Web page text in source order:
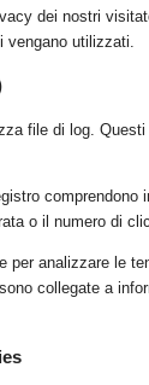
dei nostri
vengano utilizzati.
file di log.
o il numero di clic.
per analizzare le
collegate a